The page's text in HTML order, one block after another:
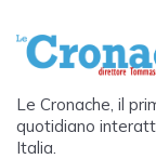
Le Cronache, il
quotidiano
Italia.